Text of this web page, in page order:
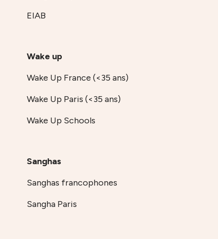
EIAB
Wake up
Wake Up France (<35 ans)
Wake Up Paris (<35 ans)
Wake Up Schools
Sanghas
Sanghas francophones
Sangha Paris